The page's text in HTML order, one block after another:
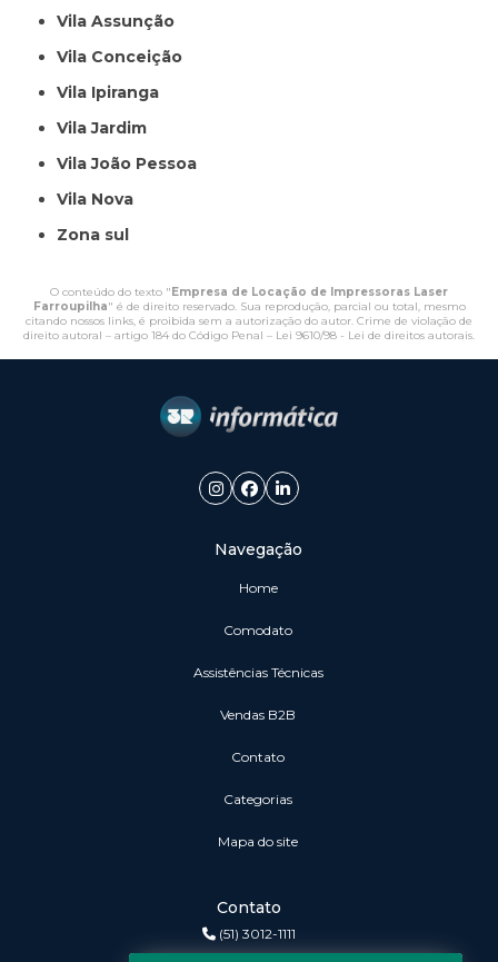
Vila Assunção
Vila Conceição
Vila Ipiranga
Vila Jardim
Vila João Pessoa
Vila Nova
Zona sul
O conteúdo do texto " Empresa de Locação de Impressoras Laser
Farroupilha" é de direito reservado. Sua reprodução, parcial ou total, mesmo
citando nossos links, é proibida sem a autorização do autor. Crime de violação de
direito autoral – artigo 184 do Código Penal – Lei 9610/98 - Lei de direitos autorais.
Navegação
Home
Comodato
Assistências Técnicas
vendas B2B
Contato
Categorias
Mapa do site
Contato
(51) 3012-1111